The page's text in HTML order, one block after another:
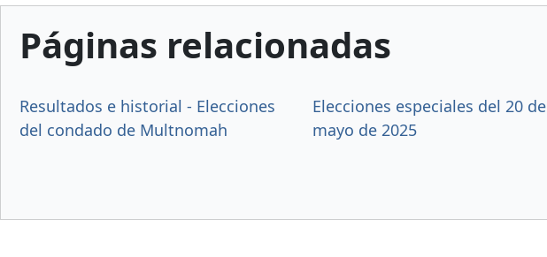
Páginas relacionadas
Resultados e historial - Elecciones
del condado de Multnomah
Elecciones especiales del 20 de
mayo de 2025